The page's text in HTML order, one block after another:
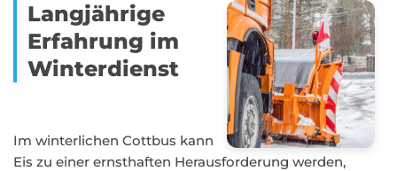
Langjährige
Erfahrung im
Winterdienst
Im winterlichen Cottbus kann
Eis zu einer ernsthaften Herausforderung werden,